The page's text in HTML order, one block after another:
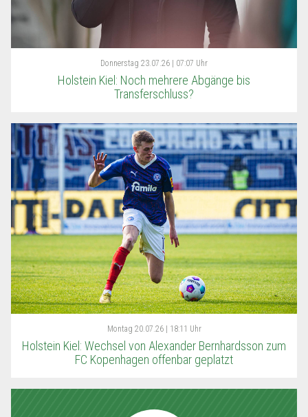
Donnerstag 23.07.26 | 07:07 Uhr
Holstein Kiel: Noch mehrere Abgänge bis
Transferschluss?
Montag 20.07.26 | 18:11 Uhr
Holstein Kiel: Wechsel von Alexander Bernhardsson zum
FC Kopenhagen offenbar geplatzt